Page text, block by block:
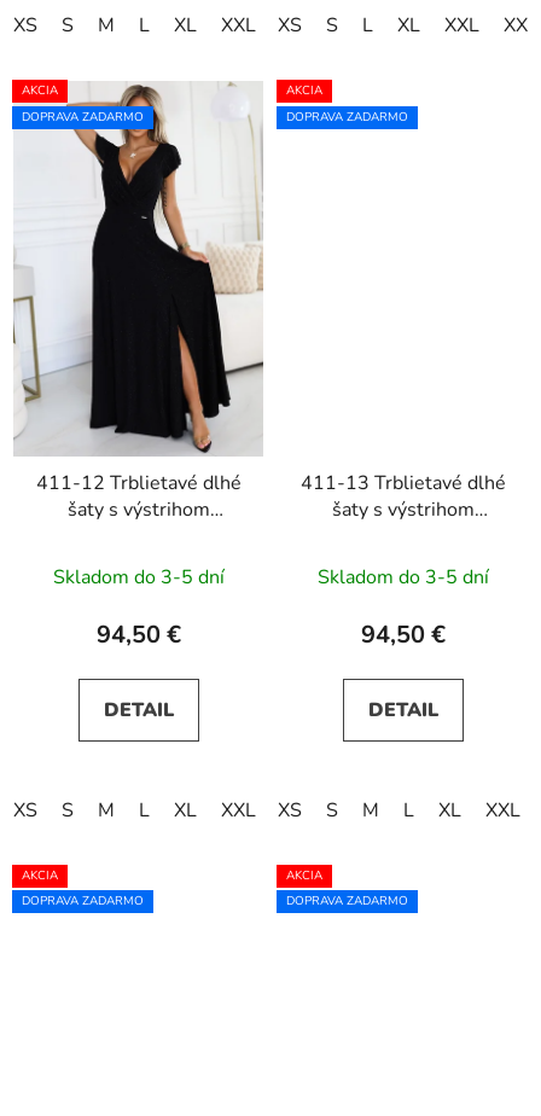
XS S M L XL XXL XXXL
XS S L XL XXL
AKCIA
DOPRAVA ZADARMO
411-12 Trblietavé dlhé
šaty s výstrihom
Skladom do 3-5 dní
94,50 €
DETAIL
XS S M L XL XXL XXXL
AKCIA
DOPRAVA ZADARMO
411-13 Trblietavé dlhé
šaty s výstrihom
svetlomodré
Skladom do 3-5 dní
94,50 €
DETAIL
XS S M L XL XXL
AKCIA
DOPRAVA ZADARMO
AKCIA
DOPRAVA ZADARMO